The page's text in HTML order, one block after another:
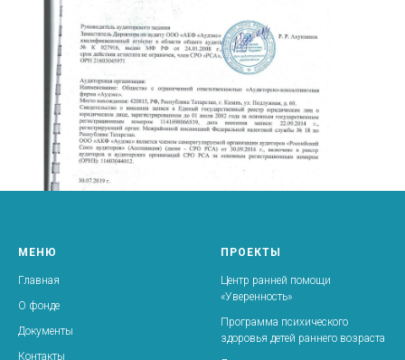
МЕНЮ
Главная
О фонде
Документы
Контакты
ПРОЕКТЫ
Центр ранней помощи
«Уверенность»
Программа психического
здоровья детей раннего возраста